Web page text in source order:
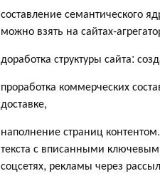
составление семантического
можно взять на сайтах-
доработка структуры сайта:
проработка коммерческих
доставке,
наполнение страниц
текста с вписанными
соцсетях, рекламы через